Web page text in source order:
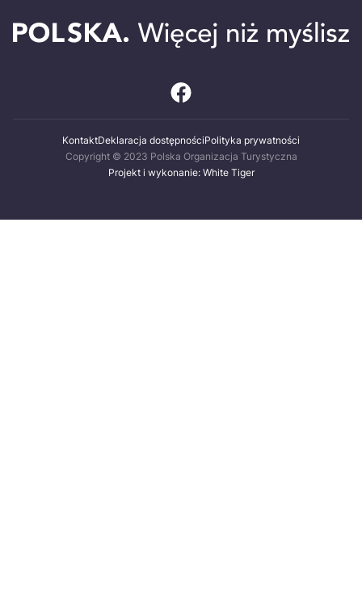
KontaktDeklaracja dostępnościPolityka prywatności
Copyright © 2023 Polska Organizacja Turystyczna
Projekt i wykonanie: White Tiger